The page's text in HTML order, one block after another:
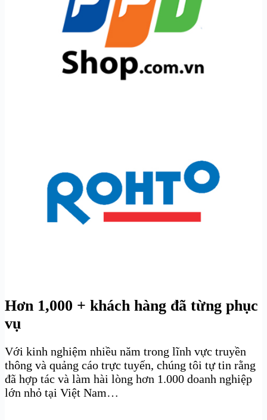
Hơn 1,000 + khách hàng đã từng phục
vụ
Với kinh nghiệm nhiều năm trong lĩnh vực truyền
thông và quảng cáo trực tuyến, chúng tôi tự tin rằng
đã hợp tác và làm hài lòng hơn 1.000 doanh nghiệp
lớn nhỏ tại Việt Nam…